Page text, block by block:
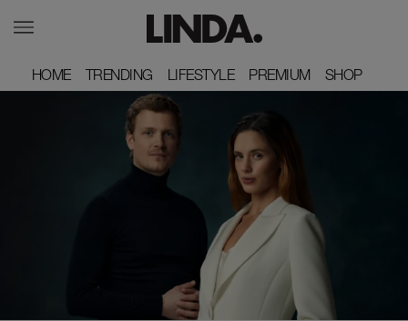
HOME
HOME TRENDING
TRENDING LIFESTYLE
LIFESTYLE PREMIUM
PREMIUM SHOP
SHOP